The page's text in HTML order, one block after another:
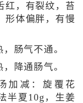
红，有裂纹，苔
形体偏胖，有慢
肠气不通。
降通肠气。
加减：旋覆花
半夏10g，生姜